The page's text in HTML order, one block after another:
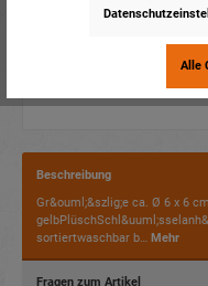
Beschreibung
Gr&ouml;&szlig;e ca. Ø 6 x 6
sortiertwaschbar b… Mehr
Fragen zum Artikel
Alle